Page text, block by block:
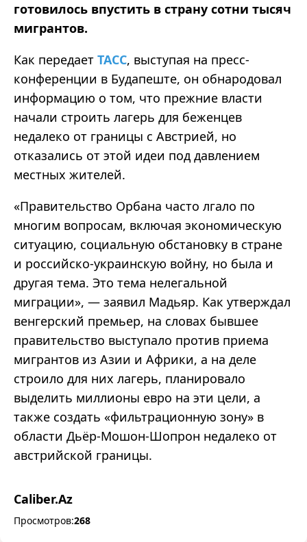
готовилось впустить в страну сотни тысяч
мигрантов.
Как передает ТАСС, выступая на пресс-
конференции в Будапеште, он обнародовал
информацию о том, что прежние власти
начали строить лагерь для беженцев
недалеко от границы с Австрией, но
отказались от этой идеи под давлением
местных жителей.
«Правительство Орбана часто лгало по
многим вопросам, включая экономическую
ситуацию, социальную обстановку в стране
и российско-украинскую войну, но была и
другая тема. Это тема нелегальной
миграции», — заявил Мадьяр. Как утверждал
венгерский премьер, на словах бывшее
правительство выступало против приема
мигрантов из Азии и Африки, а на деле
строило для них лагерь, планировало
выделить миллионы евро на эти цели, а
также создать «фильтрационную зону» в
области Дьёр-Мошон-Шопрон недалеко от
австрийской границы.
Caliber.Az
Просмотров:268